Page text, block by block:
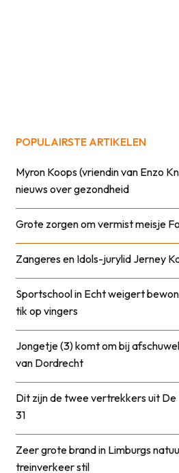
POPULAIRSTE ARTIKELEN
Myron Koops (vriendin van Enzo
nieuws over gezondheid
Grote zorgen om vermist meisje
Zangeres en Idols-jurylid Jerney
Sportschool in Echt weigert
tik op vingers
Jongetje (3) komt om bij
van Dordrecht
Dit zijn de twee vertrekkers uit De
31
Zeer grote brand in Limburgs
treinverkeer stil